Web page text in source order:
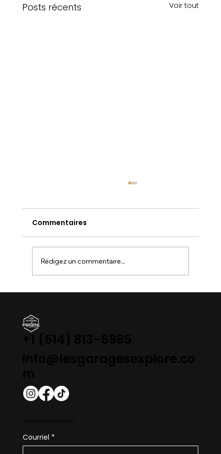
Posts récents Voir tout
Commentaires
Rédigez un commentaire...
Courriel *